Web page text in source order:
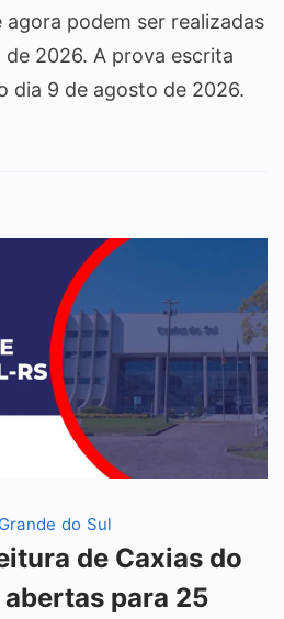
podem ser realizadas
de 2026. A prova escrita
dia 9 de agosto de 2026.
do Sul
de Caxias do
para 25